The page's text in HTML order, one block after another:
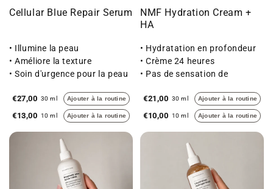
Cellular Blue Repair Serum
• Illumine la peau
• Améliore la texture
• Soin d'urgence pour la peau
€27,00 30 ml Ajouter à la routine
€13,00 10 ml Ajouter à la routine
NMF Hydration Cream +
HA
• Hydratation en profondeur
• Crème 24 heures
• Pas de sensation de
€21,00 30 ml Ajouter à la routine
€10,00 10 ml Ajouter à la routine